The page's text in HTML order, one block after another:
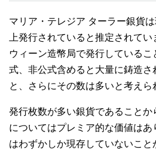
マリア・テレジア ターラー銀貨
上発行されていると推定されて
ウィーン造幣局で発行している
式、非公式含めると大量に鋳造さ
と、さらにその数は多いと考えら
発行枚数が多い銀貨であること
についてはプレミア的な価値は
はわずかしか現存していないこ